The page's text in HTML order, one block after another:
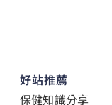
好站推薦
保健知識分享